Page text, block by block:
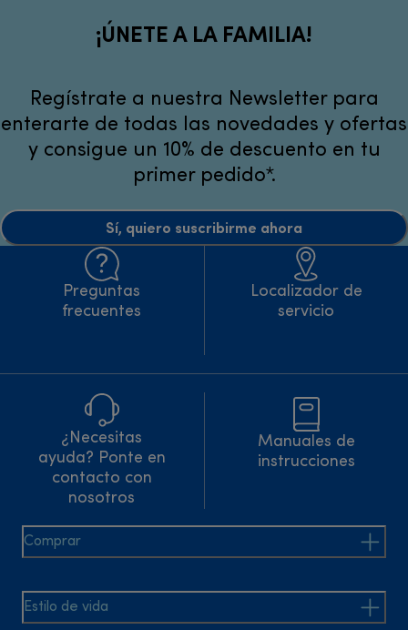
¡ÚNETE A LA FAMILIA!
Regístrate a nuestra Newsletter para
enterarte de todas las novedades y ofertas
y consigue un 10% de descuento en tu
primer pedido*.
Sí, quiero suscribirme ahora
Preguntas
frecuentes
Localizador de
servicio
¿Necesitas
ayuda? Ponte en
contacto con
nosotros
Manuales de
instrucciones
Comprar
Estilo de vida